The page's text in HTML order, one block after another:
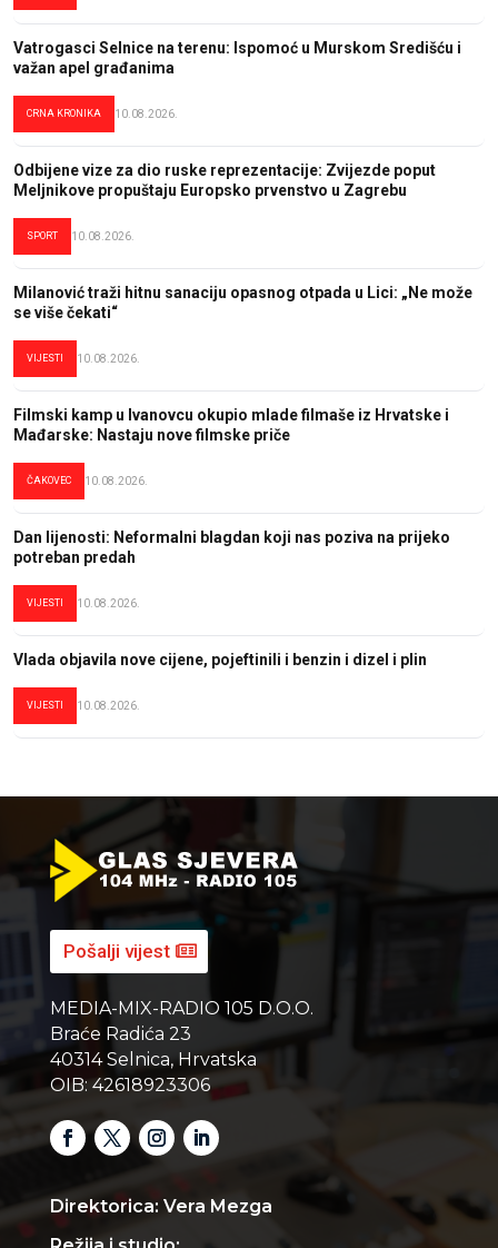
Vatrogasci Selnice na terenu: Ispomoć u Murskom Središću i
važan apel građanima
CRNA KRONIKA 10.08.2026.
Odbijene vize za dio ruske reprezentacije: Zvijezde poput
Meljnikove propuštaju Europsko prvenstvo u Zagrebu
SPORT 10.08.2026.
Milanović traži hitnu sanaciju opasnog otpada u Lici: „Ne može
se više čekati“
VIJESTI 10.08.2026.
Filmski kamp u Ivanovcu okupio mlade filmaše iz Hrvatske i
Mađarske: Nastaju nove filmske priče
ČAKOVEC 10.08.2026.
Dan lijenosti: Neformalni blagdan koji nas poziva na prijeko
potreban predah
VIJESTI 10.08.2026.
Vlada objavila nove cijene, pojeftinili i benzin i dizel i plin
VIJESTI 10.08.2026.
Pošalji vijest
MEDIA-MIX-RADIO 105 D.O.O.
Braće Radića 23
40314 Selnica, Hrvatska
OIB: 42618923306
Direktorica: Vera Mezga